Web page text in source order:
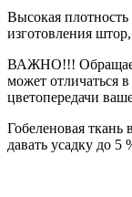
Высокая плотность
изготовления
ВАЖНО!!! Обращаем
может отличаться
цветопередачи
Гобеленовая ткань
давать усадку до 5